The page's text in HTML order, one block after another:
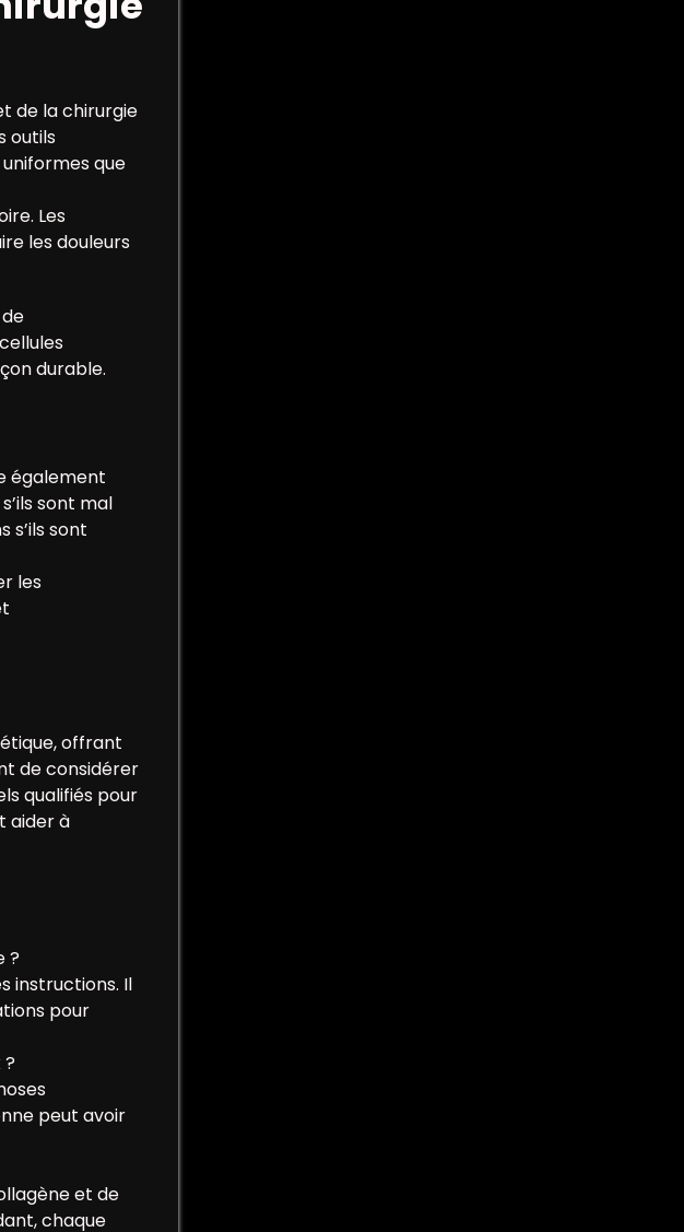
de la chirurgie
outils
que
Les
les douleurs
durable.
également
sont mal
sont
les
offrant
de considérer
qualifiés pour
aider à
?
instructions. Il
pour
peut avoir
et de
chaque